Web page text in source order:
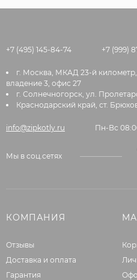
+7 (495) 145-84-74 +7 (999)
г. Москва, МКАД 23-й
владение 3, офис 27
г. Солнечногорск, ул.
Краснодарский край, ст.
info@zipkotly.ru Пн-Вс
Мы в соц.сетях
КОМПАНИЯ
Отзывы
Доставка и оплата
Гарантия